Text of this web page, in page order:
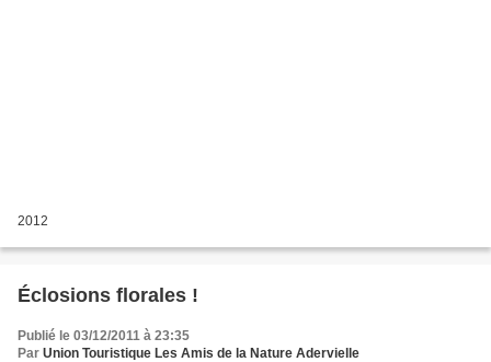
2012
Éclosions florales !
Publié le 03/12/2011 à 23:35
Par Union Touristique Les Amis de la Nature Adervielle